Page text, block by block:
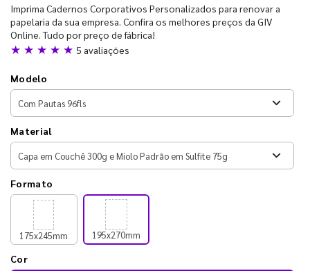
Imprima Cadernos Corporativos Personalizados para renovar a
papelaria da sua empresa. Confira os melhores preços da GIV
Online. Tudo por preço de fábrica!
★ ★ ★ ★ ★ 5 avaliações
Modelo
Material
Formato
175x245mm 195x270mm
Cor